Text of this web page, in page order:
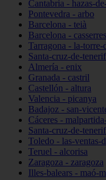
Cantabria - hazas-
Pontevedra - arbo
Barcelona - teià
Barcelona - casserres
Tarragona - la-torre-
Santa-cruz-de-
Almería - enix
Granada - castril
Castellón - altura
Valencia - picanya
Badajoz - san-
Cáceres -
Santa-cruz-de-
Toledo - las-ventas-
Teruel - alcorisa
Zaragoza - zaragoza
Illes-balears - maó-